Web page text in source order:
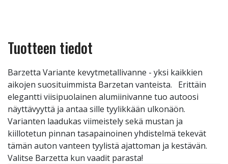
Tuotteen tiedot
Barzetta Variante kevytmetallivanne - yksi kaikkien
aikojen suosituimmista Barzetan vanteista. Erittäin
elegantti viisipuolainen alumiinivanne tuo autoosi
näyttävyyttä ja antaa sille tyylikkään ulkonäön.
Varianten laadukas viimeistely sekä mustan ja
kiillotetun pinnan tasapainoinen yhdistelmä tekevät
tämän auton vanteen tyylistä ajattoman ja kestävän.
Valitse Barzetta kun vaadit parasta!